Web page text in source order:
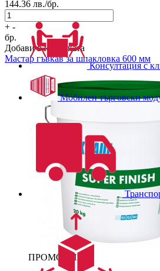
144.36 лв./бр.
+ -
бр.
Добави в количката
Мастар гъвкав за шпакловка 600 мм
ПРОМОЦИЯ
Консултация с
Мобилен търговски